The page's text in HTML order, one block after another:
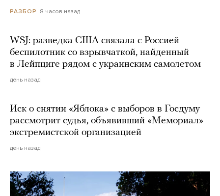
РАЗБОР 8 часов назад
WSJ: разведка США связала с Россией
беспилотник со взрывчаткой, найденный
в Лейпциге рядом с украинским самолетом
день назад
Иск о снятии «Яблока» с выборов в Госдуму
рассмотрит судья, объявивший «Мемориал»
экстремистской организацией
день назад